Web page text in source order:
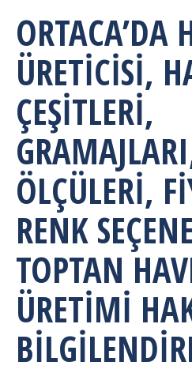
ORTACA’DA
ÜRETICISI,
ÇEŞITLERI,
ÖLÇÜLERI,
RENK
TOPTAN
ÜRETIMI